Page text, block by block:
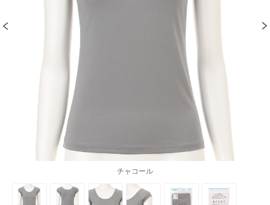
チャコール